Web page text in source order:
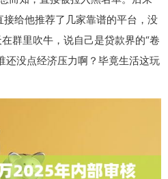
给他推荐了几家靠谱的平台，没
群里吹牛，说自己是贷款界的“卷
还没点经济压力啊？毕竟生活这玩